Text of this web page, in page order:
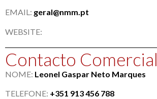
EMAIL: geral@nmm.pt
WEBSITE:
Contacto Comercial
NOME: Leonel Gaspar Neto Marques
TELEFONE: +351 913 456 788